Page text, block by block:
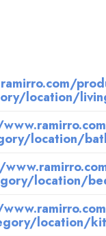
location/
location/
location/
location/